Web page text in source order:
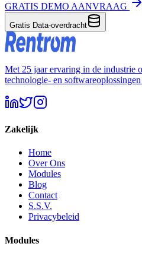
GRATIS DEMO AANVRAAG
Gratis Data-overdracht
Met 25 jaar ervaring in de industrie
technologie- en
Zakelijk
Home
Over Ons
Modules
Blog
Contact
S.S.V.
Privacybeleid
Modules